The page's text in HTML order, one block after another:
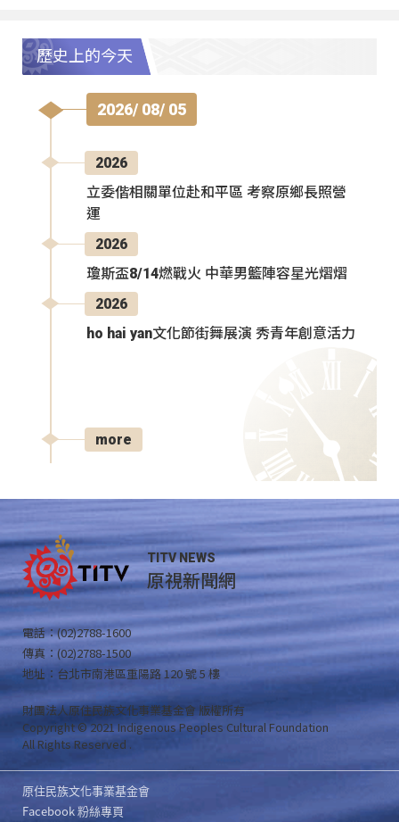
歷史上的今天
2026/ 08/ 05
2026
立委偕相關單位赴和平區 考察原鄉長照營
運
2026
瓊斯盃8/14燃戰火 中華男籃陣容星光熠熠
2026
ho hai yan文化節街舞展演 秀青年創意活力
more
TITV NEWS
原視新聞網
電話：(02)2788-1600
傳真：(02)2788-1500
地址：台北市南港區重陽路 120 號 5 樓
財團法人原住民族文化事業基金會 版權所有
Copyright © 2021 Indigenous Peoples Cultural Foundation
All Rights Reserved .
原住民族文化事業基金會
Facebook 粉絲專頁